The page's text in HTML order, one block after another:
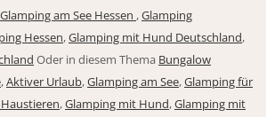
Glamping am See Hessen ,Glamping
Hessen,Glamping mit Hund Deutschland,
Oder in diesem Thema Bungalow
,Aktiver Urlaub,Glamping am See,Glamping für
,Glamping mit Hund,Glamping mit